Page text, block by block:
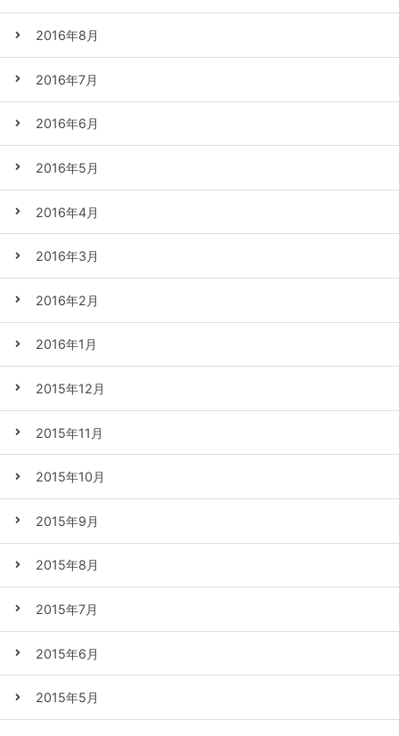
2016年8月
2016年7月
2016年6月
2016年5月
2016年4月
2016年3月
2016年2月
2016年1月
2015年12月
2015年11月
2015年10月
2015年9月
2015年8月
2015年7月
2015年6月
2015年5月